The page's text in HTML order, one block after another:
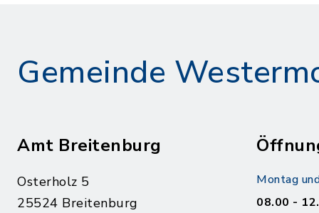
Gemeinde
Amt Breitenburg
Osterholz 5
25524 Breitenburg
Montag
08.00 -